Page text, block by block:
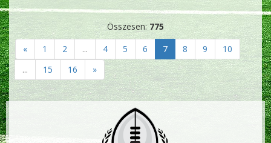
Összesen: 775
«
1 2 ... 4 5 6 7 8 9
10
...
15 16 »